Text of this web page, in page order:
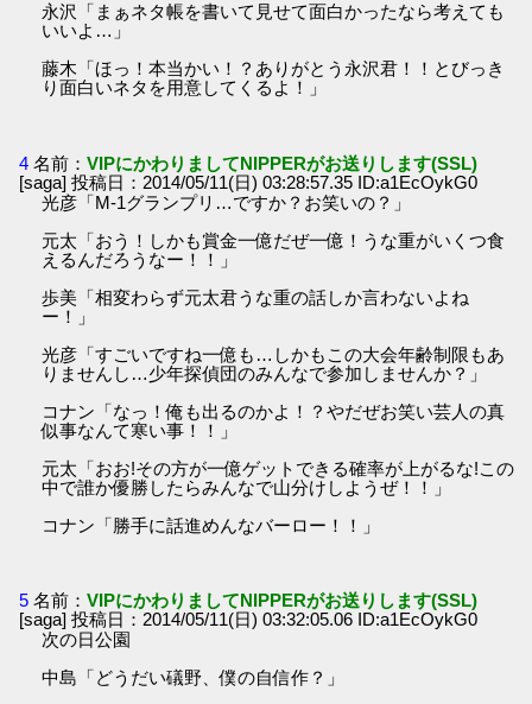
永沢「まぁネタ帳を書いて見せて面白かったなら考えても
いいよ…」
藤木「ほっ！本当かい！？ありがとう永沢君！！とびっき
り面白いネタを用意してくるよ！」
4 名前：VIPにかわりましてNIPPERがお送りします(SSL)
[saga] 投稿日：2014/05/11(日) 03:28:57.35 ID:a1EcOykG0
光彦「M-1グランプリ…ですか？お笑いの？」
元太「おう！しかも賞金一億だぜ一億！うな重がいくつ食
えるんだろうなー！！」
歩美「相変わらず元太君うな重の話しか言わないよね
ー！」
光彦「すごいですね一億も…しかもこの大会年齢制限もあ
りませんし…少年探偵団のみんなで参加しませんか？」
コナン「なっ！俺も出るのかよ！？やだぜお笑い芸人の真
似事なんて寒い事！！」
元太「おお!その方が一億ゲットできる確率が上がるな!この
中で誰か優勝したらみんなで山分けしようぜ！！」
コナン「勝手に話進めんなバーロー！！」
5 名前：VIPにかわりましてNIPPERがお送りします(SSL)
[saga] 投稿日：2014/05/11(日) 03:32:05.06 ID:a1EcOykG0
次の日公園
中島「どうだい礒野、僕の自信作？」